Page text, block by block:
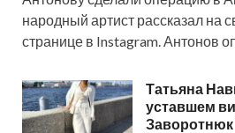
народный артист рассказал на
странице в Instagram. Антонов
Татьяна
уставшем
Заворотнюк